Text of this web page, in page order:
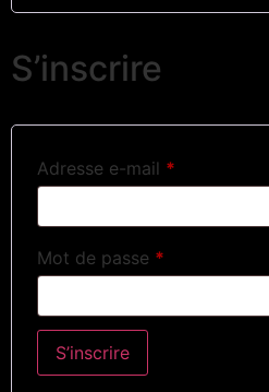
S’inscrire
Adresse e-mail *
Mot de passe *
S’inscrire